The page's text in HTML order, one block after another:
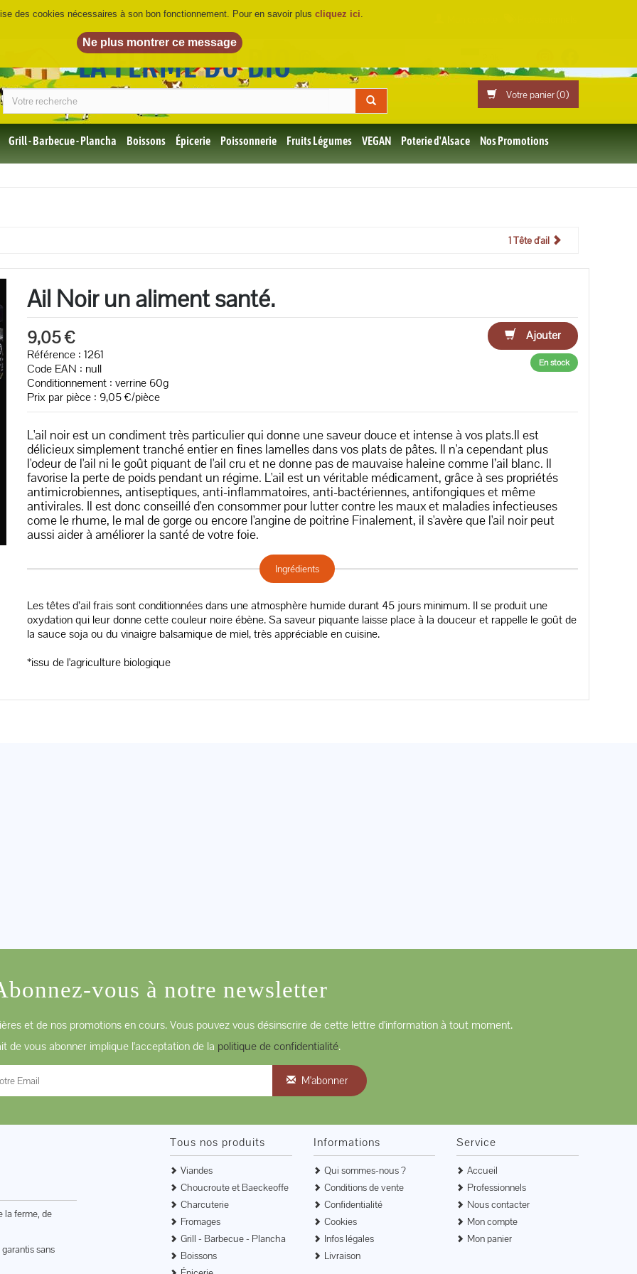
LA FERME DU BIO
Votre panier (0)
Grill - Barbecue - Plancha Boissons Épicerie Poissonnerie Fruits Légumes VEGAN Poterie d'Alsace Nos Promotions
1 Tête d'ail
Ail Noir un aliment santé.
9,05 €
Ajouter
Référence : 1261
Code EAN : null
Conditionnement : verrine 60g
Prix par pièce : 9,05 €/pièce
En stock
L'ail noir est un condiment très particulier qui donne une saveur douce et intense à vos plats.Il est
délicieux simplement tranché entier en fines lamelles dans vos plats de pâtes. Il n'a cependant plus
l'odeur de l'ail ni le goût piquant de l'ail cru et ne donne pas de mauvaise haleine comme l’ail blanc. Il
favorise la perte de poids pendant un régime. L'ail est un véritable médicament, grâce à ses propriétés
antimicrobiennes, antiseptiques, anti-inflammatoires, anti-bactériennes, antifongiques et même
antivirales. Il est donc conseillé d'en consommer pour lutter contre les maux et maladies infectieuses
come le rhume, le mal de gorge ou encore l'angine de poitrine Finalement, il s'avère que l'ail noir peut
aussi aider à améliorer la santé de votre foie.
Ingrédients
Les têtes d’ail frais sont conditionnées dans une atmosphère humide durant 45 jours minimum. Il se produit une
oxydation qui leur donne cette couleur noire ébène. Sa saveur piquante laisse place à la douceur et rappelle le goût de
la sauce soja ou du vinaigre balsamique de miel, très appréciable en cuisine.
*issu de l'agriculture biologique
vous à notre newsletter
et de nos promotions en cours. Vous pouvez vous désinscrire de cette lettre d'information à tout moment.
de vous abonner implique l'acceptation de la politique de confidentialité.
M'abonner
la ferme, de
sans
Tous nos produits
Viandes
Choucroute et Baeckeoffe
Charcuterie
Fromages
Grill - Barbecue - Plancha
Boissons
Informations
Qui sommes-nous ?
Conditions de vente
Confidentialité
Cookies
Infos légales
Livraison
Service
Accueil
Professionnels
Nous contacter
Mon compte
Mon panier
des cookies nécessaires à son bon fonctionnement. Pour en savoir plus cliquez ici.